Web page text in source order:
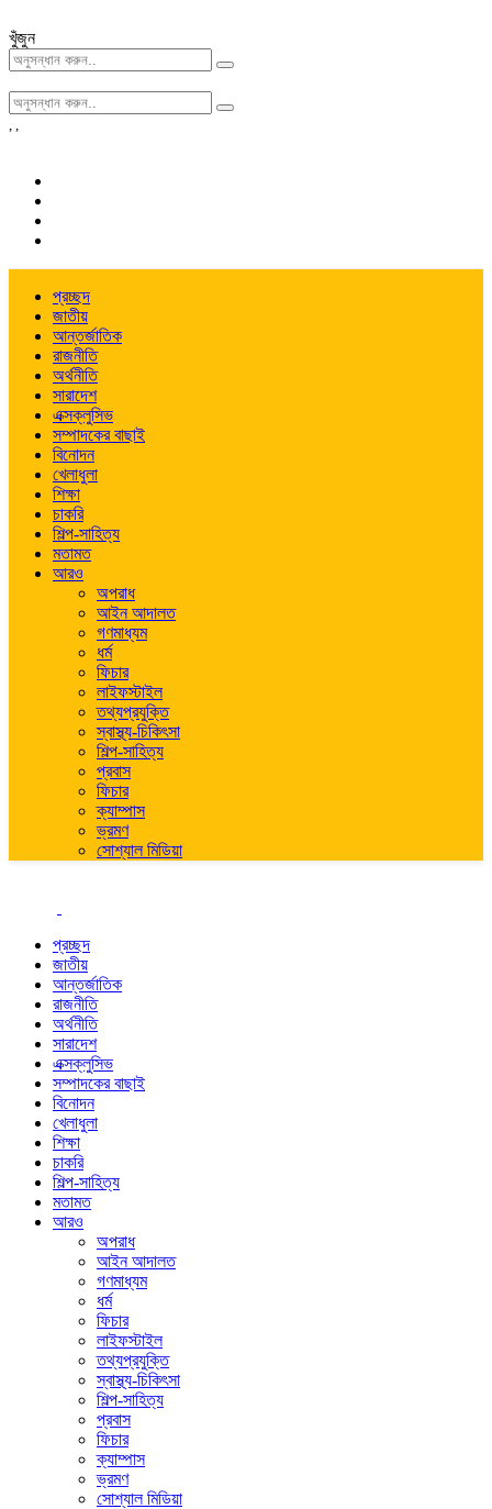
খুঁজুন
, ,
প্রচ্ছদ
জাতীয়
আন্তর্জাতিক
রাজনীতি
অর্থনীতি
সারাদেশ
এক্সক্লুসিভ
সম্পাদকের বাছাই
বিনোদন
খেলাধুলা
শিক্ষা
চাকরি
শিল্প-সাহিত্য
মতামত
আরও
অপরাধ
আইন আদালত
গণমাধ্যম
ধর্ম
ফিচার
লাইফস্টাইল
তথ্যপ্রযুক্তি
স্বাস্থ্য-চিকিৎসা
শিল্প-সাহিত্য
প্রবাস
ফিচার
ক্যাম্পাস
ভ্রমণ
সোশ্যাল মিডিয়া
প্রচ্ছদ
জাতীয়
আন্তর্জাতিক
রাজনীতি
অর্থনীতি
সারাদেশ
এক্সক্লুসিভ
সম্পাদকের বাছাই
বিনোদন
খেলাধুলা
শিক্ষা
চাকরি
শিল্প-সাহিত্য
মতামত
আরও
অপরাধ
আইন আদালত
গণমাধ্যম
ধর্ম
ফিচার
লাইফস্টাইল
তথ্যপ্রযুক্তি
স্বাস্থ্য-চিকিৎসা
শিল্প-সাহিত্য
প্রবাস
ফিচার
ক্যাম্পাস
ভ্রমণ
সোশ্যাল মিডিয়া